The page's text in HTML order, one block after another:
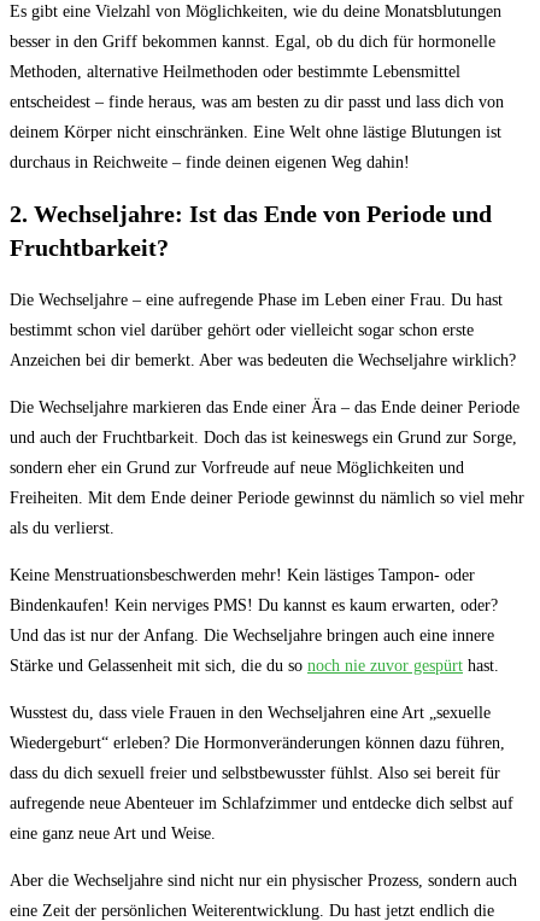
Es gibt eine Vielzahl von Möglichkeiten, wie du deine Monatsblutungen
besser in den Griff bekommen kannst. Egal, ob du dich für hormonelle
Methoden, alternative Heilmethoden oder bestimmte Lebensmittel
entscheidest – finde heraus, was am besten zu dir passt und lass dich von
deinem Körper nicht einschränken. Eine Welt ohne lästige Blutungen ist
durchaus in Reichweite – finde deinen eigenen Weg dahin!
2. Wechseljahre: Ist das Ende von Periode und
Fruchtbarkeit?
Die Wechseljahre – eine aufregende Phase im Leben einer Frau. Du hast
bestimmt schon viel darüber gehört oder vielleicht sogar schon erste
Anzeichen bei dir bemerkt. Aber was bedeuten die Wechseljahre wirklich?
Die Wechseljahre markieren das Ende einer Ära – das Ende deiner Periode
und auch der Fruchtbarkeit. Doch das ist keineswegs ein Grund zur Sorge,
sondern eher ein Grund zur Vorfreude auf neue Möglichkeiten und
Freiheiten. Mit dem Ende deiner Periode gewinnst du nämlich so viel mehr
als du verlierst.
Keine Menstruationsbeschwerden mehr! Kein lästiges Tampon- oder
Bindenkaufen! Kein nerviges PMS! Du kannst es kaum erwarten, oder?
Und das ist nur der Anfang. Die Wechseljahre bringen auch eine innere
Stärke und Gelassenheit mit sich, die du so noch nie zuvor gespürt hast.
Wusstest du, dass viele Frauen in den Wechseljahren eine Art „sexuelle
Wiedergeburt“ erleben? Die Hormonveränderungen können dazu führen,
dass du dich sexuell freier und selbstbewusster fühlst. Also sei bereit für
aufregende neue Abenteuer im Schlafzimmer und entdecke dich selbst auf
eine ganz neue Art und Weise.
Aber die Wechseljahre sind nicht nur ein physischer Prozess, sondern auch
eine Zeit der persönlichen Weiterentwicklung. Du hast jetzt endlich die